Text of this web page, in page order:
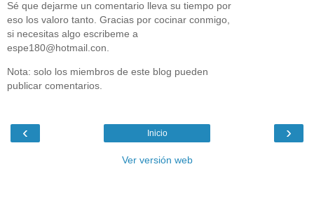
Sé que dejarme un comentario lleva su tiempo por
eso los valoro tanto. Gracias por cocinar conmigo,
si necesitas algo escribeme a
espe180@hotmail.con.
Nota: solo los miembros de este blog pueden
publicar comentarios.
‹ ›
Inicio
Ver versión web